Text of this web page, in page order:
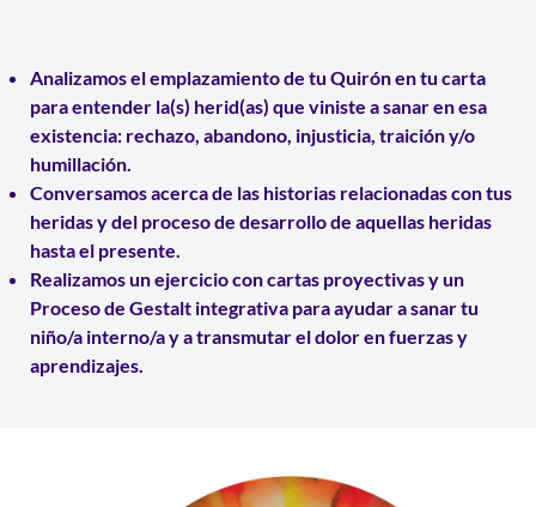
Analizamos el emplazamiento de tu Quirónen tu carta
para entender la(s) herid(as) que viniste a sanar en esa
existencia: rechazo, abandono, injusticia, traición y/o
humillación.
Conversamos acerca de las historias relacionadas con tus
heridas y del proceso de desarrollo de aquellas heridas
hasta el presente.
Realizamos un ejercicio concartas proyectivasy un
Proceso de Gestalt integrativa para ayudar asanar tu
niño/a interno/ay a transmutar el dolor en fuerzas y
aprendizajes.